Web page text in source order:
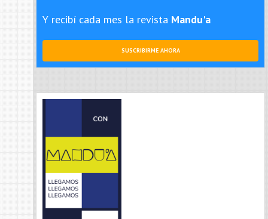
Y recibí cada mes la revista Mandu'a
SUSCRIBIRME AHORA